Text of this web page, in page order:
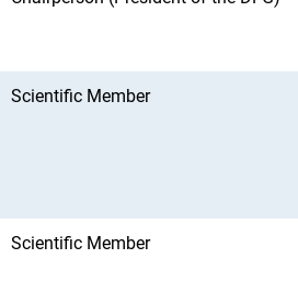
Scientific Member
Scientific Member